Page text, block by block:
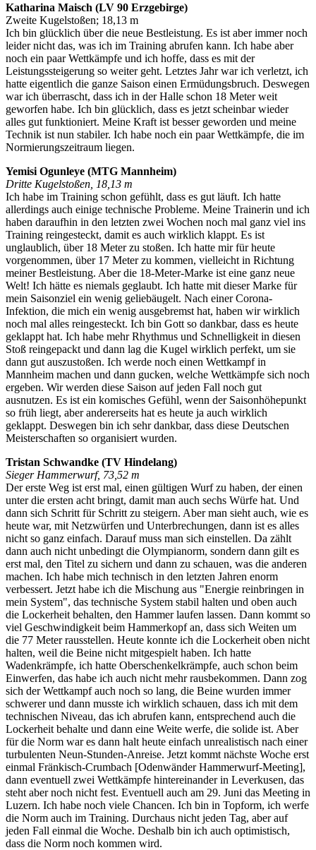
Katharina Maisch (LV 90 Erzgebirge)
Zweite Kugelstoßen; 18,13 m
Ich bin glücklich über die neue Bestleistung. Es ist aber immer noch
leider nicht das, was ich im Training abrufen kann. Ich habe aber
noch ein paar Wettkämpfe und ich hoffe, dass es mit der
Leistungssteigerung so weiter geht. Letztes Jahr war ich verletzt, ich
hatte eigentlich die ganze Saison einen Ermüdungsbruch. Deswegen
war ich überrascht, dass ich in der Halle schon 18 Meter weit
geworfen habe. Ich bin glücklich, dass es jetzt scheinbar wieder
alles gut funktioniert. Meine Kraft ist besser geworden und meine
Technik ist nun stabiler. Ich habe noch ein paar Wettkämpfe, die im
Normierungszeitraum liegen.
Yemisi Ogunleye (MTG Mannheim)
Dritte Kugelstoßen, 18,13 m
Ich habe im Training schon gefühlt, dass es gut läuft. Ich hatte
allerdings auch einige technische Probleme. Meine Trainerin und ich
haben daraufhin in den letzten zwei Wochen noch mal ganz viel ins
Training reingesteckt, damit es auch wirklich klappt. Es ist
unglaublich, über 18 Meter zu stoßen. Ich hatte mir für heute
vorgenommen, über 17 Meter zu kommen, vielleicht in Richtung
meiner Bestleistung. Aber die 18-Meter-Marke ist eine ganz neue
Welt! Ich hätte es niemals geglaubt. Ich hatte mit dieser Marke für
mein Saisonziel ein wenig geliebäugelt. Nach einer Corona-
Infektion, die mich ein wenig ausgebremst hat, haben wir wirklich
noch mal alles reingesteckt. Ich bin Gott so dankbar, dass es heute
geklappt hat. Ich habe mehr Rhythmus und Schnelligkeit in diesen
Stoß reingepackt und dann lag die Kugel wirklich perfekt, um sie
dann gut auszustoßen. Ich werde noch einen Wettkampf in
Mannheim machen und dann gucken, welche Wettkämpfe sich noch
ergeben. Wir werden diese Saison auf jeden Fall noch gut
ausnutzen. Es ist ein komisches Gefühl, wenn der Saisonhöhepunkt
so früh liegt, aber andererseits hat es heute ja auch wirklich
geklappt. Deswegen bin ich sehr dankbar, dass diese Deutschen
Meisterschaften so organisiert wurden.
Tristan Schwandke (TV Hindelang)
Sieger Hammerwurf, 73,52 m
Der erste Weg ist erst mal, einen gültigen Wurf zu haben, der einen
unter die ersten acht bringt, damit man auch sechs Würfe hat. Und
dann sich Schritt für Schritt zu steigern. Aber man sieht auch, wie es
heute war, mit Netzwürfen und Unterbrechungen, dann ist es alles
nicht so ganz einfach. Darauf muss man sich einstellen. Da zählt
dann auch nicht unbedingt die Olympianorm, sondern dann gilt es
erst mal, den Titel zu sichern und dann zu schauen, was die anderen
machen. Ich habe mich technisch in den letzten Jahren enorm
verbessert. Jetzt habe ich die Mischung aus "Energie reinbringen in
mein System", das technische System stabil halten und oben auch
die Lockerheit behalten, den Hammer laufen lassen. Dann kommt so
viel Geschwindigkeit beim Hammerkopf an, dass sich Weiten um
die 77 Meter rausstellen. Heute konnte ich die Lockerheit oben nicht
halten, weil die Beine nicht mitgespielt haben. Ich hatte
Wadenkrämpfe, ich hatte Oberschenkelkrämpfe, auch schon beim
Einwerfen, das habe ich auch nicht mehr rausbekommen. Dann zog
sich der Wettkampf auch noch so lang, die Beine wurden immer
schwerer und dann musste ich wirklich schauen, dass ich mit dem
technischen Niveau, das ich abrufen kann, entsprechend auch die
Lockerheit behalte und dann eine Weite werfe, die solide ist. Aber
für die Norm war es dann halt heute einfach unrealistisch nach einer
turbulenten Neun-Stunden-Anreise. Jetzt kommt nächste Woche erst
einmal Fränkisch-Crumbach [Odenwänder Hammerwurf-Meeting],
dann eventuell zwei Wettkämpfe hintereinander in Leverkusen, das
steht aber noch nicht fest. Eventuell auch am 29. Juni das Meeting in
Luzern. Ich habe noch viele Chancen. Ich bin in Topform, ich werfe
die Norm auch im Training. Durchaus nicht jeden Tag, aber auf
jeden Fall einmal die Woche. Deshalb bin ich auch optimistisch,
dass die Norm noch kommen wird.